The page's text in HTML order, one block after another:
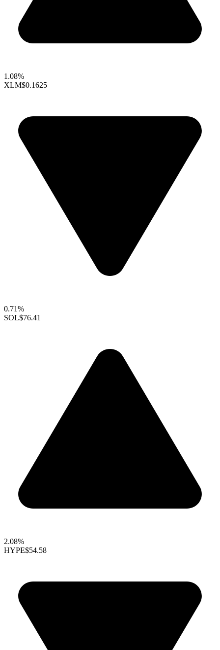
1.08%
XLM$0.1625
0.71%
SOL$76.41
2.08%
HYPE$54.58